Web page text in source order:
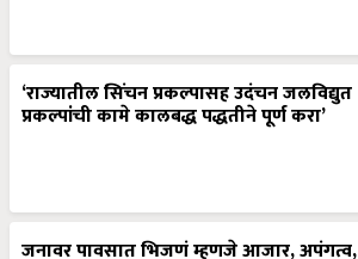
‘राज्यातील सिंचन प्रकल्पासह उदंचन जलविद्युत
प्रकल्पांची कामे कालबद्ध पद्धतीने पूर्ण करा’
जनावर पावसात भिजणं म्हणजे आजार, अपंगत्व,